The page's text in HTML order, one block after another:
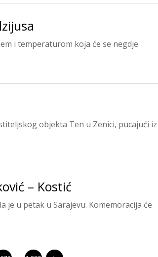
i temperaturom koja će se negdje
objekta Ten u Zenici, pucajući iz
– Kostić
je u petak u Sarajevu. Komemoracija će